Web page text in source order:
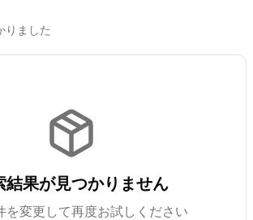
りました
結果が見つかりません
を変更して再度お試しください